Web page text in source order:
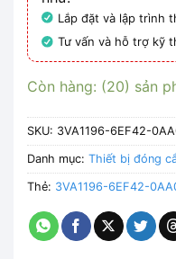
Lắp đặt và lập trình
Tư vấn và hỗ trợ kỹ
Còn hàng: (20) sản
SKU: 3VA1196-6EF42-
Danh mục: Thiết bị đóng
Thẻ: 3VA1196-6EF42-